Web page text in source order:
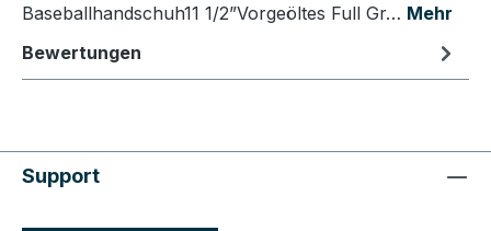
Baseballhandschuh11 1/2”Vorgeöltes Full Gr… Mehr
Bewertungen
Support